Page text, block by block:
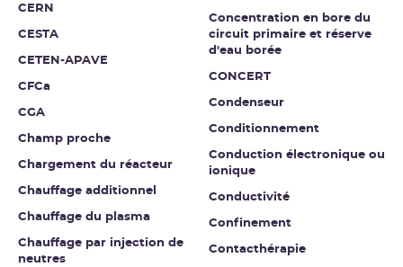
CERN
CESTA
CETEN-APAVE
CFCa
CGA
Champ proche
Chargement du réacteur
Chauffage additionnel
Chauffage du plasma
Chauffage par injection de
neutres
Concentration en bore du
circuit primaire et réserve
d'eau borée
CONCERT
Condenseur
Conditionnement
Conduction électronique ou
ionique
Conductivité
Confinement
Contacthérapie